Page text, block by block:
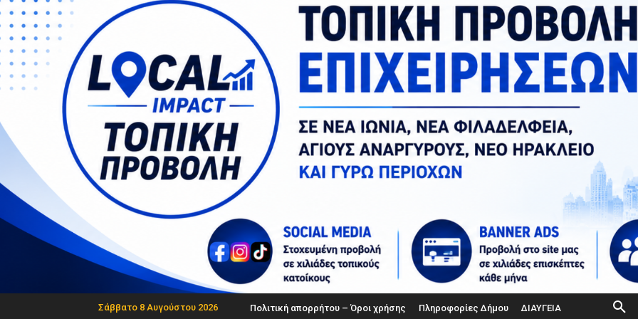
Σάββατο 8 Αυγούστου 2026 Πολιτική απορρήτου – Όροι χρήσης Πληροφορίες Δήμου ΔΙΑΥΓΕΙΑ